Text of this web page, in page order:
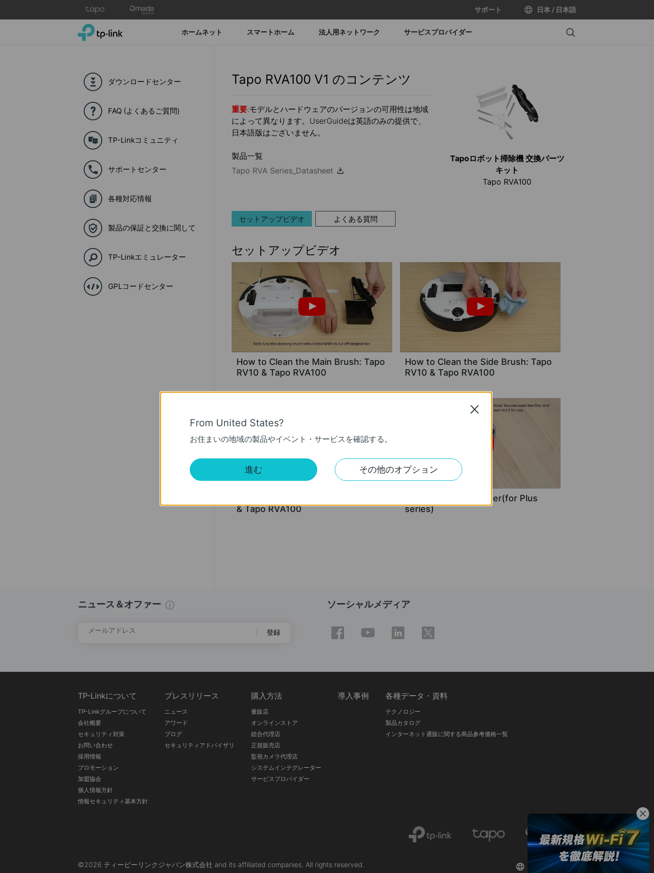
サポート 日本 / 日本語
TP-Link, Reliably Smart ホームネット スマートホーム 法人用ネットワーク サービスプロバイダー Search
ダウンロードセンター
FAQ (よくあるご質問)
TP-Linkコミュニティ
サポートセンター
各種対応情報
製品の保証と交換に関して
TP-Linkエミュレーター
GPLコードセンター
Tapo RVA100 V1 のコンテンツ
重要:モデルとハードウェアのバージョンの可用性は地域
によって異なります。UserGuideは英語のみの提供で、
日本語版はございません。
製品一覧
Tapo RVA Series_Datasheet
Tapoロボット掃除機 交換パーツ
キット
Tapo RVA100
セットアップビデオ よくある質問
セットアップビデオ
How to Clean the Main Brush: Tapo
RV10 & Tapo RVA100
How to Clean the Side Brush: Tapo
RV10 & Tapo RVA100
& Tapo RVA100
How to Clean the Filter(for Plus
series)
ニュース＆オファー
メールアドレス 登録
ソーシャルメディア
TP-Linkについて
TP-Linkグループについて
会社概要
セキュリティ対策
お問い合わせ
採用情報
プロモーション
加盟協会
個人情報方針
情報セキュリティ基本方針
プレスリリース
ニュース
アワード
ブログ
セキュリティアドバイザリ
購入方法
量販店
オンラインストア
総合代理店
正規販売店
監視カメラ代理店
システムインテグレーター
サービスプロバイダー
導入事例 各種データ・資料
テクノロジー
製品カタログ
インターネット通販に関する商品参考価格一覧
©2026 ティーピーリンクジャパン株式会社 and its affiliated companies. All rights reserved. 日本 / 日本語
From United States?
お住まいの地域の製品やイベント・サービスを確認する。
進む その他のオプション
Close